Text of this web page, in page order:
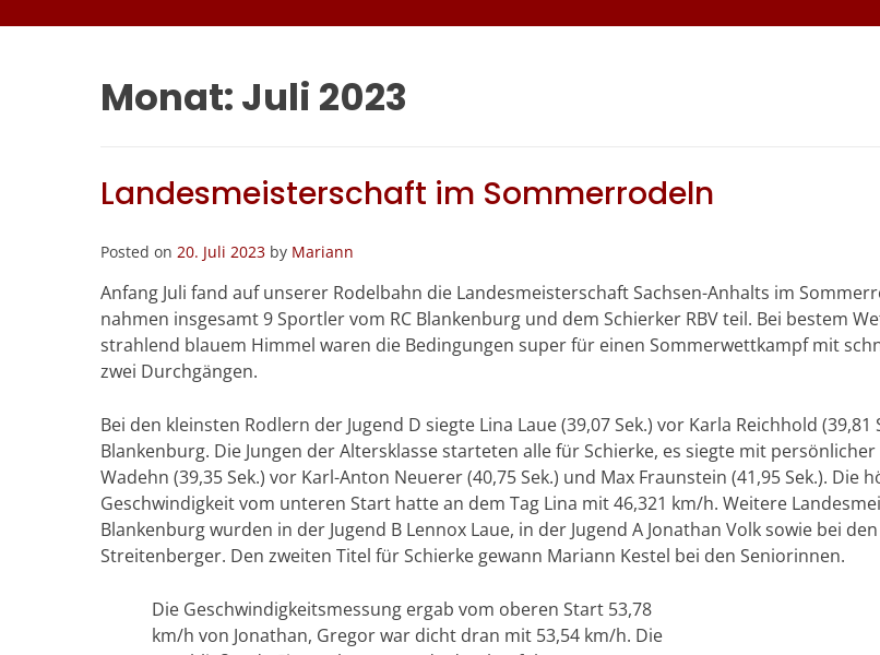
Monat:Juli 2023
Landesmeisterschaft im Sommerrodeln
Posted on 20. Juli 2023 by Mariann
Anfang Juli fand auf unserer Rodelbahn die Landesmeisterschaft Sachsen-Anhalts im
nahmen insgesamt 9 Sportler vom RC Blankenburg und dem Schierker RBV teil. Bei bestem
strahlend blauem Himmel waren die Bedingungen super für einen Sommerwettkampf mit
zwei Durchgängen.
Bei den kleinsten Rodlern der Jugend D siegte Lina Laue (39,07 Sek.) vor Karla Reichhold (39,81
Blankenburg. Die Jungen der Altersklasse starteten alle für Schierke, es siegte mit
Wadehn (39,35 Sek.) vor Karl-Anton Neuerer (40,75 Sek.) und Max Fraunstein (41,95 Sek.). Die
Geschwindigkeit vom unteren Start hatte an dem Tag Lina mit 46,321 km/h. Weitere
Blankenburg wurden in der Jugend B Lennox Laue, in der Jugend A Jonathan Volk sowie bei
Streitenberger. Den zweiten Titel für Schierke gewann Mariann Kestel bei den Seniorinnen.
Die Geschwindigkeitsmessung ergab vom oberen Start 53,78
km/h von Jonathan, Gregor war dicht dran mit 53,54 km/h. Die